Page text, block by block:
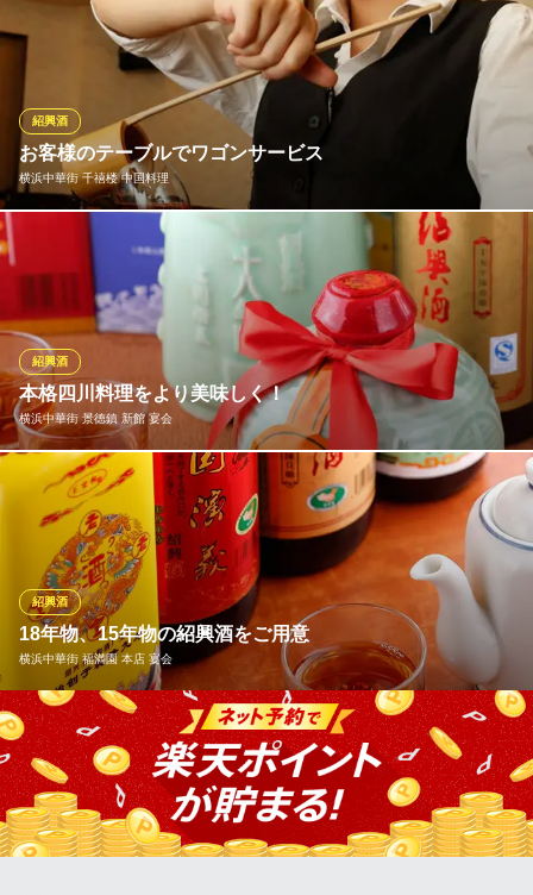
当店では、中国から仕入れたお酒を多数取り揃えております。日
本人にもなじみ深い紹興酒をはじめ、「五粮液（ごりょうえ
き）」や「貴州茅台（きしゅうまおたい）」など、高級な白酒も
ございます。白酒を初めて味わう方はもちろん、ご注文された絶
品中華に合う中国酒が気になる方は、お気軽にスタッフまでお尋
ねください！
四川 福建料理 福盛楼
四川・ご宴会特典多数
みなとみらい線元町・中華街駅2番出口 徒歩4分
神奈川県横浜市中区山下町191-4
お客様のテーブルでワゴンサービス
横浜中華街 千禧楼 中国料理
紹興酒
お客様のテーブルまでワゴンでお伺いします。甕出し紹興酒のパ
フォーマンスをご覧くださいませ。中華料理との相性は抜群で
す。世界三大美酒の一つと言われている紹興酒は日本酒と同じく
米を原料としています。甕内で熟成させた一杯をお召し上がり下
さい。飲み放題にはお一人様プラス500円で追加が可能です。
横浜中華街 千禧楼 中国料理
中華街で名物炒飯を堪能
ＪＲ根岸線石川町駅北口 徒歩4分
神奈川県横浜市中区山下町216-4
本格四川料理をより美味しく！
横浜中華街 景徳鎮 新館 宴会
紹興酒
中華料理と相性バツグンの「紹興酒」は芳醇な香りとまろやかな
味わいが特徴的です。当店自慢の四川料理ともよく合い、より美
味しくお召し上がりいただけます。当店では3年物～18年物までを
取り揃えております！ストレートでも燗でもお好みに合わせてお
飲みいただけますので、お気軽にスタッフにお申し付けくださ
い。
横浜中華街 景徳鎮 新館 宴会
四川/名物！陳麻婆豆腐
みなとみらい線元町・中華街駅2番出口 徒歩5分
神奈川県横浜市中区山下町138
18年物、15年物の紹興酒をご用意
横浜中華街 福満園 本店 宴会
紹興酒
世界三大美酒の一つとされている、中国を代表するお酒「紹興
酒」。良質な水ともち米を原料としております。熟成期間が長い
程、味わい深くなり、貴重です。また、アミノ酸を多く含んでお
り、料理との相性抜群！当店では18年物、15年物を取り揃えてお
ります。ぜひ、絶品四川料理とともにお召がりください！